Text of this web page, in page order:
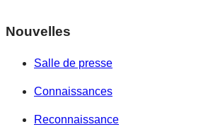
Nouvelles
Salle de presse
Connaissances
Reconnaissance